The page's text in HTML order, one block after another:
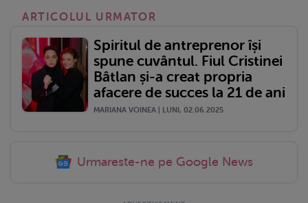
ARTICOLUL URMATOR
Spiritul de antreprenor își
spune cuvântul. Fiul Cristinei
Bâtlan și-a creat propria
afacere de succes la 21 de ani
MARIANA VOINEA | LUNI, 02.06.2025
Urmareste-ne pe Google News